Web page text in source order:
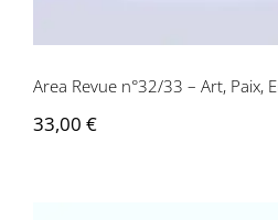
Area Revue n°32/33 – Art, Paix,
33,00 €